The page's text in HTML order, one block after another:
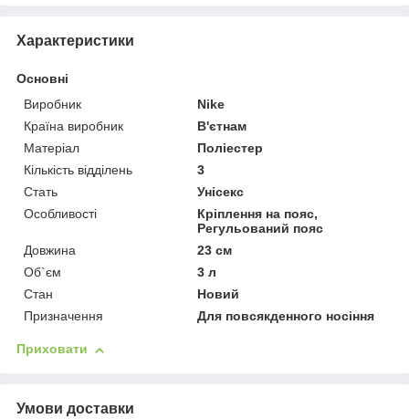
Характеристики
Основні
Виробник
Nike
Країна виробник
В'єтнам
Матеріал
Поліестер
Кількість відділень
3
Стать
Унісекс
Особливості
Кріплення на пояс,
Регульований пояс
Довжина
23 см
Об`єм
3 л
Стан
Новий
Призначення
Для повсякденного носіння
Приховати
Умови доставки